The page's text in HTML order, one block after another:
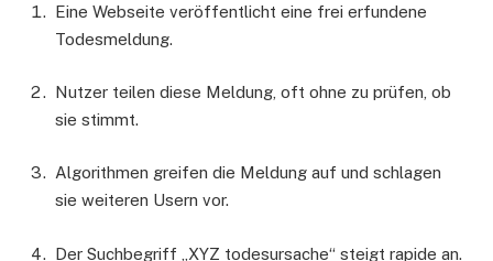
Eine Webseite veröffentlicht eine frei erfundene
Todesmeldung.
Nutzer teilen diese Meldung, oft ohne zu prüfen, ob
sie stimmt.
Algorithmen greifen die Meldung auf und schlagen
sie weiteren Usern vor.
Der Suchbegriff „XYZ todesursache“ steigt rapide an.